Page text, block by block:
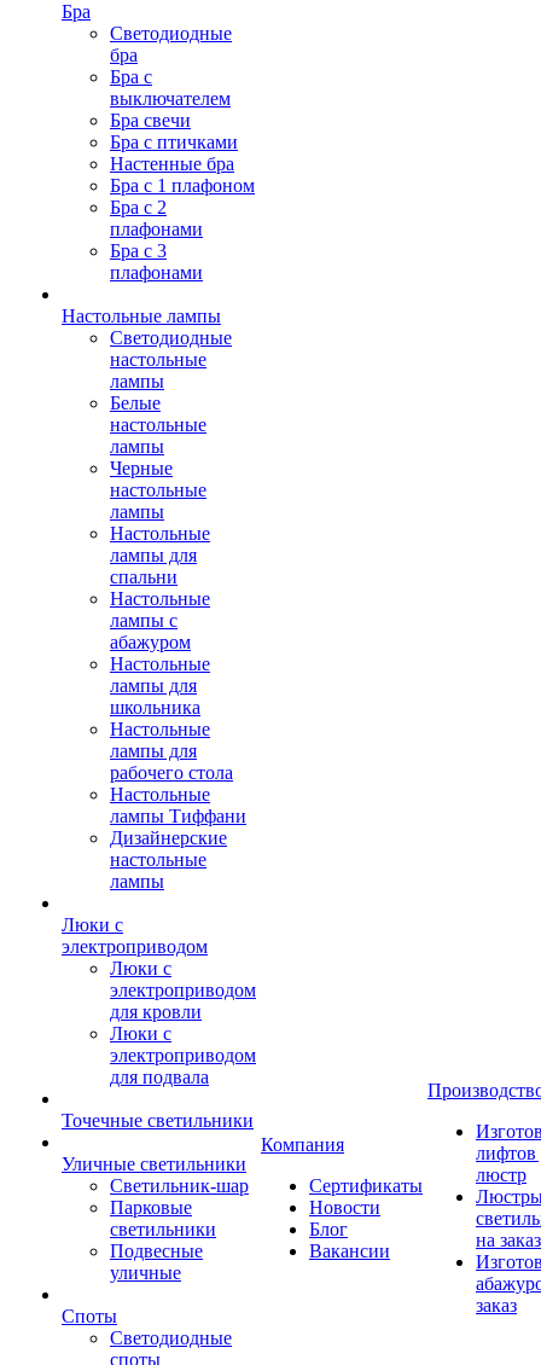
Бра
Светодиодные
бра
Бра с
выключателем
Бра свечи
Бра с птичками
Настенные бра
Бра с 1 плафоном
Бра с 2
плафонами
Бра с 3
плафонами
Настольные лампы
Светодиодные
настольные
лампы
Белые
настольные
лампы
Черные
настольные
лампы
Настольные
лампы для
спальни
Настольные
лампы с
абажуром
Настольные
лампы для
школьника
Настольные
лампы для
рабочего стола
Настольные
лампы Тиффани
Дизайнерские
настольные
лампы
Люки с
электроприводом
Люки с
электроприводом
для кровли
Люки с
электроприводом
для подвала
Точечные светильники
Уличные светильники
Светильник-шар
Парковые
светильники
Подвесные
уличные
Споты
Светодиодные
споты
Компания
Сертификаты
Новости
Блог
Вакансии
лифтов
люстр
на заказ
заказ